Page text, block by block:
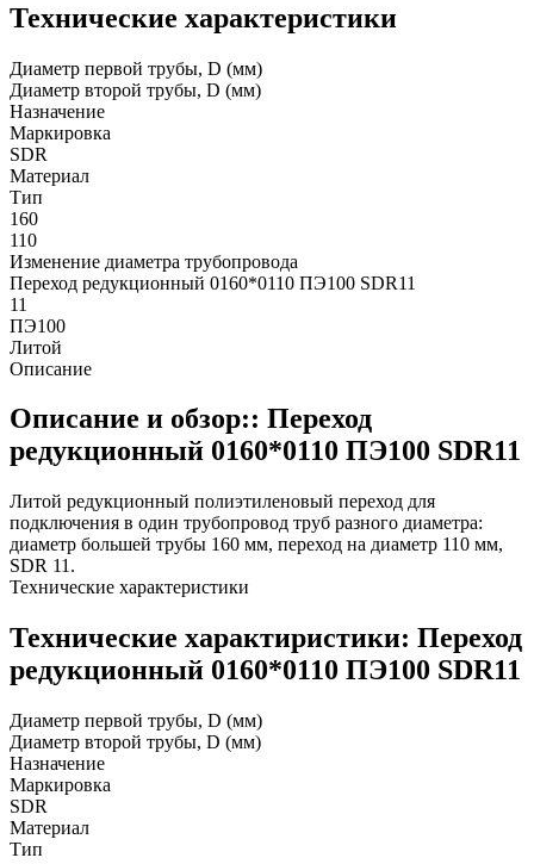
Технические характеристики
Диаметр первой трубы, D (мм)
Диаметр второй трубы, D (мм)
Назначение
Маркировка
SDR
Материал
Тип
160
110
Изменение диаметра трубопровода
Переход редукционный 0160*0110 ПЭ100 SDR11
11
ПЭ100
Литой
Описание
Описание и обзор:: Переход
редукционный 0160*0110 ПЭ100 SDR11
Литой редукционный полиэтиленовый переход для
подключения в один трубопровод труб разного диаметра:
диаметр большей трубы 160 мм, переход на диаметр 110 мм,
SDR 11.
Технические характеристики
Технические характиристики: Переход
редукционный 0160*0110 ПЭ100 SDR11
Диаметр первой трубы, D (мм)
Диаметр второй трубы, D (мм)
Назначение
Маркировка
SDR
Материал
Тип